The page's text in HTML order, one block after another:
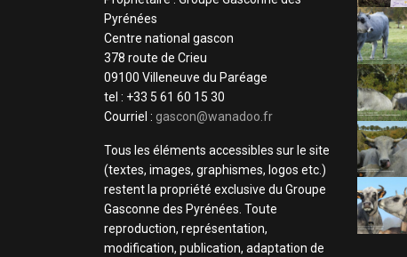
Pyrénées
Centre national gascon
378 route de Crieu
09100 Villeneuve du Paréage
tel : +33 5 61 60 15 30
Courriel : gascon@wanadoo.fr
Tous les éléments accessibles sur le site
(textes, images, graphismes, logos etc.)
restent la propriété exclusive du Groupe
Gasconne des Pyrénées. Toute
reproduction, représentation,
modification, publication, adaptation de